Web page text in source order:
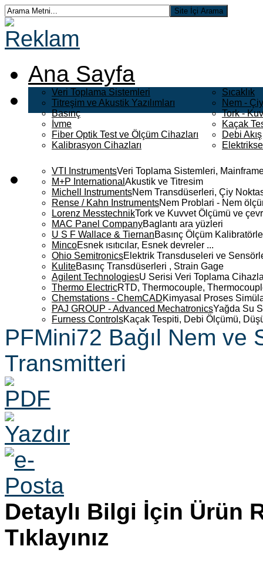
Ana Sayfa
Veri Toplama Sistemleri
Titreşim ve Akustik Yazılımları
Basınç
İvme
Fiber Optik Test ve Ölçüm Cihazları
Kalibrasyon Cihazları
Sıcaklık
Nem -
Tork -
Kaçak
Debi Akış
VTI InstrumentsVeri Toplama Sistemleri,
M+P International Akustik ve Titresim
Michell InstrumentsNem Transdüserleri, Çiy
Rense / Kahn InstrumentsNem Problari - Nem
Lorenz MesstechnikTork ve Kuvvet Ölçümü ve
MAC Panel CompanyBaglantı ara yüzleri
U S F Wallace & TiernanBasınç Ölçüm
MincoEsnek ısıtıcılar, Esnek devreler ...
Ohio SemitronicsElektrik Transduseleri ve
KuliteBasınç Transdüserleri , Strain Gage
Agilent TechnologiesU Serisi Veri Toplama
Thermo ElectricRTD, Thermocouple,
Chemstations - ChemCADKimyasal Proses
PAJ GROUP - Advanced MechatronicsYağda Su
Furness ControlsKaçak Tespiti, Debi Ölçümü,
PFMini72 Bağıl Nem ve
Transmitteri
Detaylı Bilgi İçin Ürün
Tıklayınız